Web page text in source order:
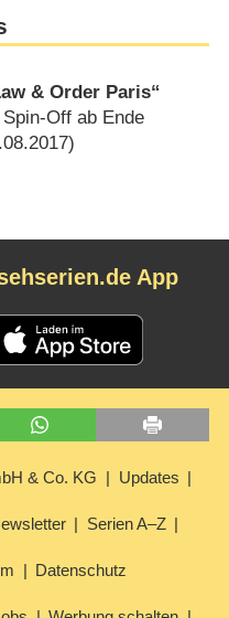
& Order Paris“
Off ab Ende
)
App
& Co. KG Updates
Serien A–Z
Datenschutz